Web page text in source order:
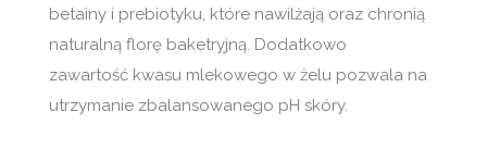
betainy i prebiotyku, które nawilżają oraz chronią
naturalną florę baketryjną. Dodatkowo
zawartość kwasu mlekowego w żelu pozwala na
utrzymanie zbalansowanego pH skóry.